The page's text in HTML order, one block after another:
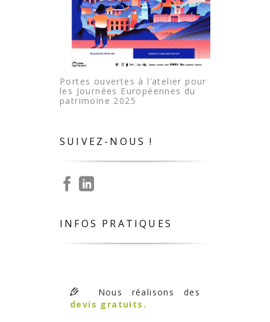
Portes ouvertes à l’atelier pour
les Journées Européennes du
patrimoine 2025
SUIVEZ-NOUS !
INFOS PRATIQUES
Nous réalisons des
devis gratuits.